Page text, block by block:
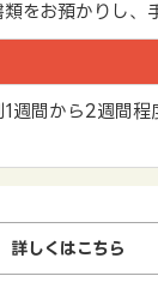
をお預かりし、
週間から2週間程
詳しくはこちら